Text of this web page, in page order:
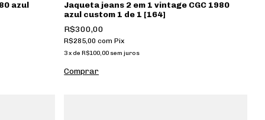
azul
Jaqueta jeans 2 em 1 vintage CGC 1980
azul custom 1 de 1 [164]
R$300,00
R$285,00com Pix
3x deR$100,00 sem juros